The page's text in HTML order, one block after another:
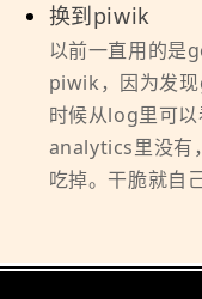
换到piwik
以前一直用的是
piwik，因为发
时候从log里可
analytics里没有
吃掉。干脆就自